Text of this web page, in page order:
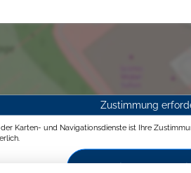
Zustimmung
Karten- und Navigationsdienste ist Ihre
Zustimmen und